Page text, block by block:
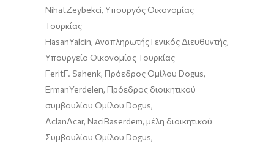
NihatZeybekci, Υπουργός Οικονομίας
Τουρκίας
HasanYalcin, Αναπληρωτής Γενικός Διευθυντής,
Υπουργείο Οικονομίας Τουρκίας
FeritF. Sahenk, Πρόεδρος Ομίλου Dogus,
ErmanYerdelen, Πρόεδρος διοικητικού
συμβουλίου Ομίλου Dogus,
AclanAcar, NaciBaserdem, μέλη διοικητικού
Συμβουλίου Ομίλου Dogus,